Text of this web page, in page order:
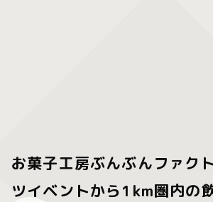
お菓子工房ぶんぶんファク
ツイベントから1km圏内の